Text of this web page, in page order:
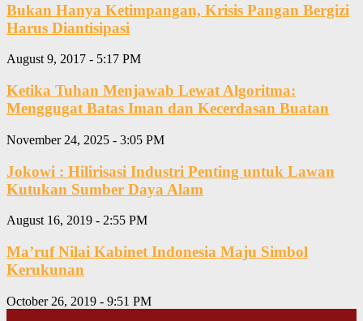
Bukan Hanya Ketimpangan, Krisis Pangan Bergizi
Harus Diantisipasi
August 9, 2017 - 5:17 PM
Ketika Tuhan Menjawab Lewat Algoritma:
Menggugat Batas Iman dan Kecerdasan Buatan
November 24, 2025 - 3:05 PM
Jokowi : Hilirisasi Industri Penting untuk Lawan
Kutukan Sumber Daya Alam
August 16, 2019 - 2:55 PM
Ma’ruf Nilai Kabinet Indonesia Maju Simbol
Kerukunan
October 26, 2019 - 9:51 PM